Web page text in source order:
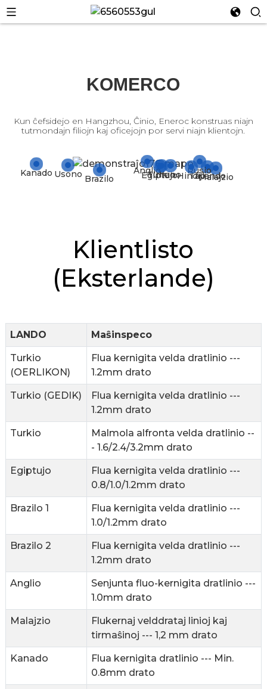
KOMERCO
Kun ĉefsidejo en Hangzhou, Ĉinio, Eneroc konstruas niajn
tutmondajn filiojn kaj oficejojn por servi niajn klientojn.
Kanado Usono Turkio
Anglio
Malajzio
Brazilo Egiptujo Tajlando
Rusio
IranoHindio
Klientlisto
(Eksterlande)
LANDO Maŝinspeco
Turkio
(OERLIKON)
Flua kernigita velda dratlinio ---
1.2mm drato
Turkio (GEDIK)
Flua kernigita velda dratlinio ---
1.2mm drato
Turkio
Malmola alfronta velda dratlinio --
- 1.6/2.4/3.2mm drato
Egiptujo
Flua kernigita velda dratlinio ---
0.8/1.0/1.2mm drato
Brazilo 1
Flua kernigita velda dratlinio ---
1.0/1.2mm drato
Brazilo 2
Flua kernigita velda dratlinio ---
1.2mm drato
Anglio
Senjunta fluo-kernigita dratlinio ---
1.0mm drato
Malajzio
Flukernaj velddrataj linioj kaj
tirmaŝinoj --- 1,2 mm drato
Kanado
Flua kernigita dratlinio --- Min.
0.8mm drato